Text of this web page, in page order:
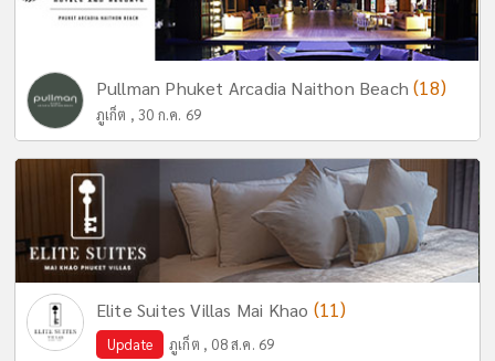
Pullman Phuket Arcadia Naithon Beach(18)
ภูเก็ต , 30 ก.ค. 69
Elite Suites Villas Mai Khao (11)
Update ภูเก็ต , 08 ส.ค. 69